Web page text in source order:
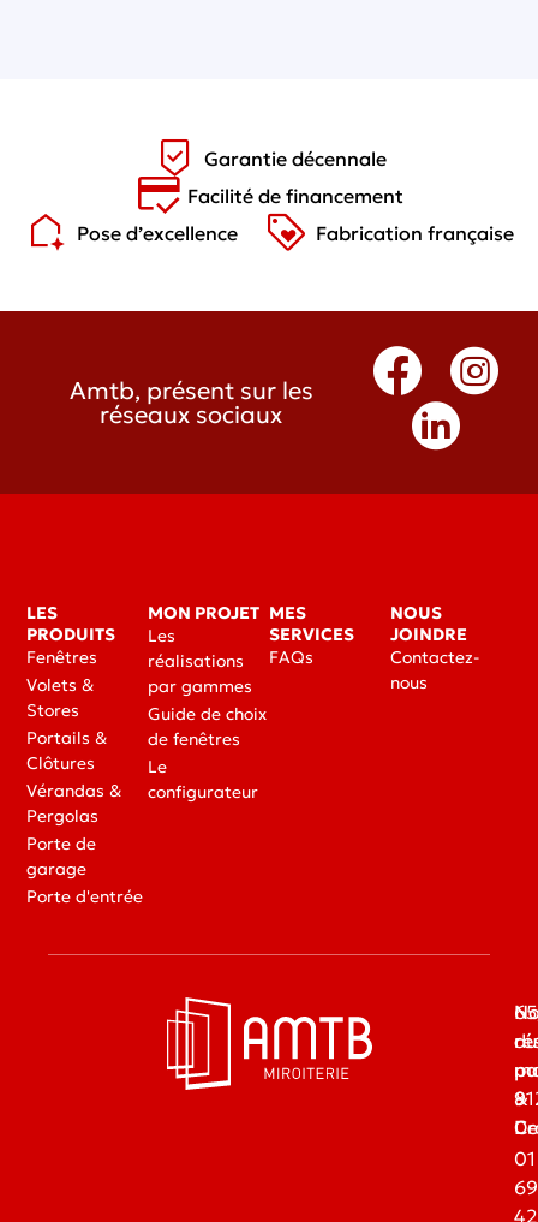
Garantie décennale
Facilité de financement
Pose d’excellence
Fabrication française
Amtb, présent sur les
réseaux sociaux
LES
PRODUITS
Fenêtres
Volets &
Stores
Portails &
Clôtures
Vérandas &
Pergolas
Porte de
garage
Porte d'entrée
MON PROJET
Les
réalisations
par gammes
Guide de choix
de fenêtres
Le
configurateur
MES
SERVICES
FAQs
NOUS
JOINDRE
Contactez-
nous
du
01
69
42
&